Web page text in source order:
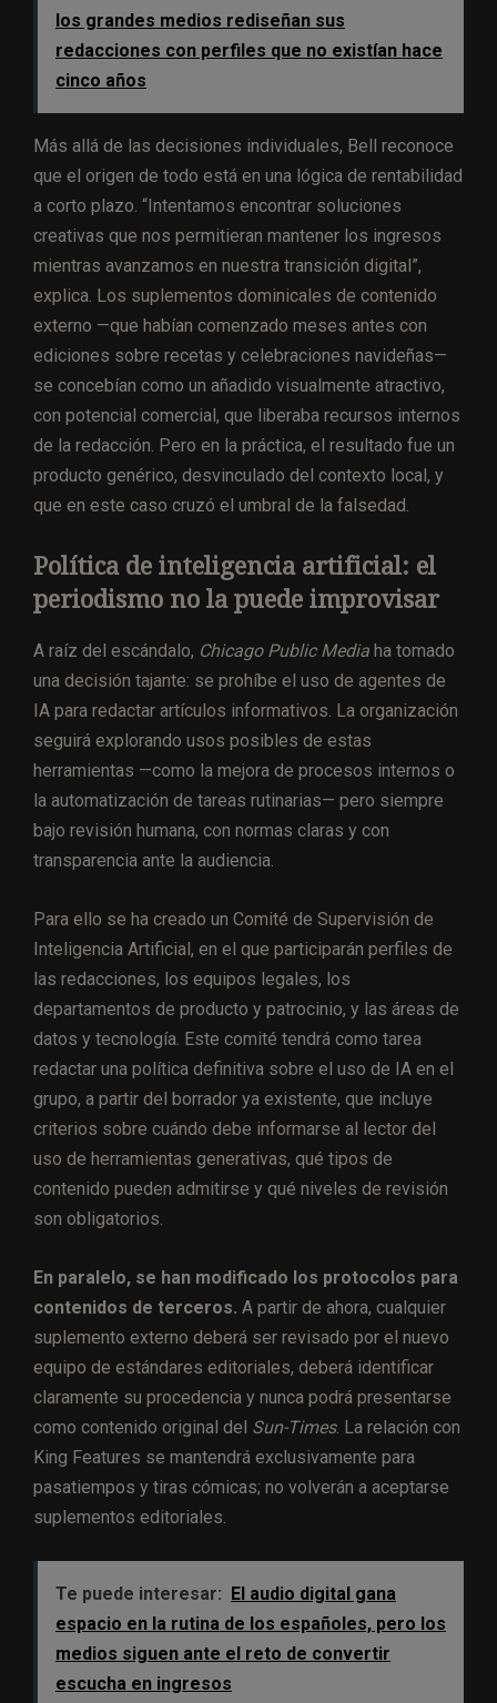
los grandes medios rediseñan sus
redacciones con perfiles que no existían hace
cinco años
Más allá de las decisiones individuales, Bell reconoce
que el origen de todo está en una lógica de rentabilidad
a corto plazo. “Intentamos encontrar soluciones
creativas que nos permitieran mantener los ingresos
mientras avanzamos en nuestra transición digital”,
explica. Los suplementos dominicales de contenido
externo —que habían comenzado meses antes con
ediciones sobre recetas y celebraciones navideñas—
se concebían como un añadido visualmente atractivo,
con potencial comercial, que liberaba recursos internos
de la redacción. Pero en la práctica, el resultado fue un
producto genérico, desvinculado del contexto local, y
que en este caso cruzó el umbral de la falsedad.
Política de inteligencia artificial: el
periodismo no la puede improvisar
A raíz del escándalo, Chicago Public Media ha tomado
una decisión tajante: se prohíbe el uso de agentes de
IA para redactar artículos informativos. La organización
seguirá explorando usos posibles de estas
herramientas —como la mejora de procesos internos o
la automatización de tareas rutinarias— pero siempre
bajo revisión humana, con normas claras y con
transparencia ante la audiencia.
Para ello se ha creado un Comité de Supervisión de
Inteligencia Artificial, en el que participarán perfiles de
las redacciones, los equipos legales, los
departamentos de producto y patrocinio, y las áreas de
datos y tecnología. Este comité tendrá como tarea
redactar una política definitiva sobre el uso de IA en el
grupo, a partir del borrador ya existente, que incluye
criterios sobre cuándo debe informarse al lector del
uso de herramientas generativas, qué tipos de
contenido pueden admitirse y qué niveles de revisión
son obligatorios.
En paralelo, se han modificado los protocolos para
contenidos de terceros. A partir de ahora, cualquier
suplemento externo deberá ser revisado por el nuevo
equipo de estándares editoriales, deberá identificar
claramente su procedencia y nunca podrá presentarse
como contenido original del Sun-Times. La relación con
King Features se mantendrá exclusivamente para
pasatiempos y tiras cómicas; no volverán a aceptarse
suplementos editoriales.
Te puede interesar: El audio digital gana
espacio en la rutina de los españoles, pero los
medios siguen ante el reto de convertir
escucha en ingresos